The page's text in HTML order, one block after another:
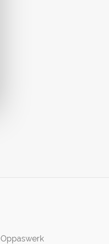
Oppaswerk